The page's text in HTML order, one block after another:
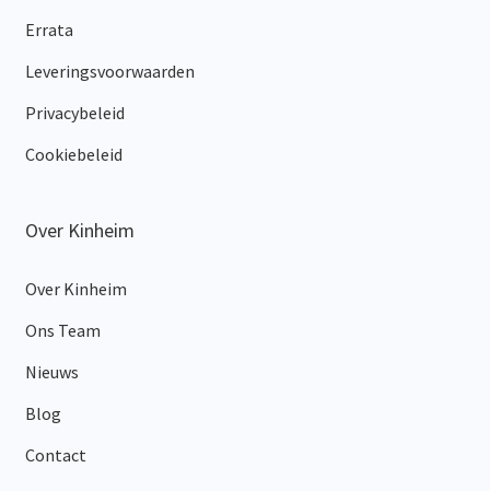
Errata
Leveringsvoorwaarden
Privacybeleid
Cookiebeleid
Over Kinheim
Over Kinheim
Ons Team
Nieuws
Blog
Contact